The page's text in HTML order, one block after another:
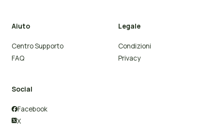
Aiuto
Centro Supporto
FAQ
Legale
Condizioni
Privacy
Social
Facebook
X